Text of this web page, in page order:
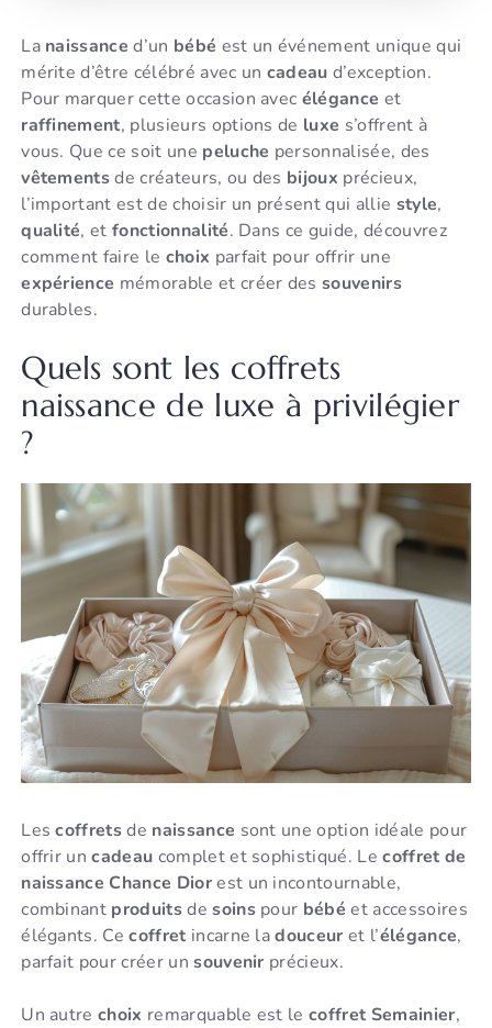
La naissance d’un bébé est un événement unique qui
mérite d’être célébré avec un cadeau d’exception.
Pour marquer cette occasion avec élégance et
raffinement, plusieurs options de luxe s’offrent à
vous. Que ce soit une peluche personnalisée, des
vêtementsde créateurs, ou des bijoux précieux,
l’important est de choisir un présent qui allie style,
qualité, etfonctionnalité. Dans ce guide, découvrez
comment faire le choix parfait pour offrir une
expérience mémorable et créer dessouvenirs
durables.
Quels sont les coffrets
naissance de luxe à privilégier
?
Lescoffretsde naissance sont une option idéale pour
offrir uncadeau complet et sophistiqué. Lecoffret de
naissance Chance Diorest un incontournable,
combinant produitsdesoinspour bébé et accessoires
élégants. Cecoffret incarne ladouceur et l’élégance,
parfait pour créer unsouvenir précieux.
Un autrechoix remarquable est lecoffret Semainier,